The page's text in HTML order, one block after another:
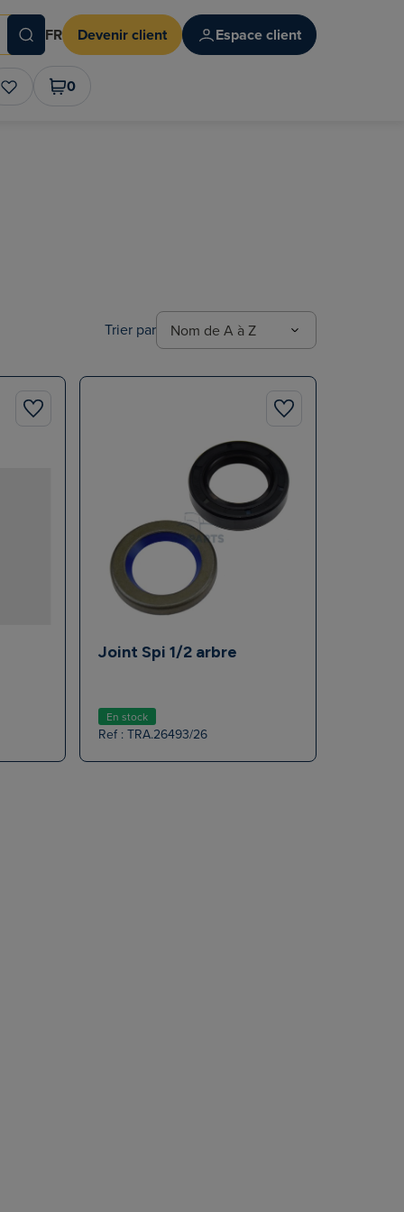
FR Devenir client Espace client
0
Trier par
Joint Spi 1/2 arbre
En stock
Ref : TRA.26493/26